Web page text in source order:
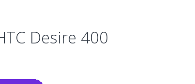
Desire 400